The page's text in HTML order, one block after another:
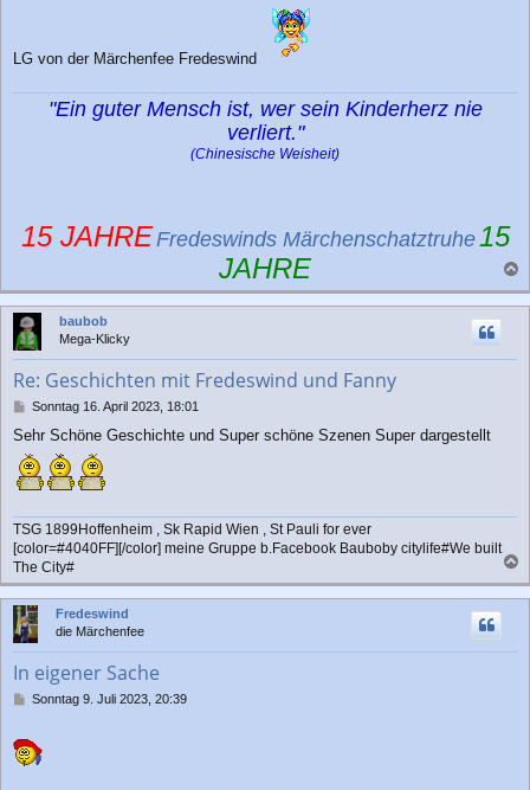
LG von der Märchenfee Fredeswind
"Ein guter Mensch ist, wer sein Kinderherz nie
verliert."
(Chinesische Weisheit)
15 JAHRE Fredeswinds Märchenschatztruhe 15
JAHRE
a
c
baubob
Mega-Klicky
Re: Geschichten mit Fredeswind und Fanny
B
i
t
r
a
Sonntag 16. April 2023, 18:01
Sehr Schöne Geschichte und Super schöne Szenen Super dargestellt
TSG 1899Hoffenheim , Sk Rapid Wien , St Pauli for ever
[color=#4040FF][/color] meine Gruppe b.Facebook Bauboby citylife#We built
The City#
a
c
Fredeswind
die Märchenfee
In eigener Sache
B
t
r
Sonntag 9. Juli 2023, 20:39